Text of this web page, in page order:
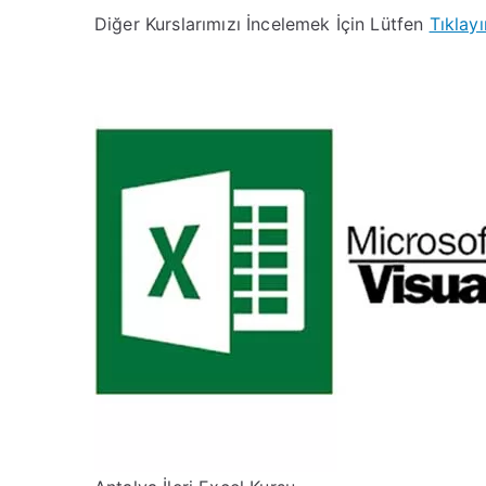
Diğer Kurslarımızı İncelemek İçin Lütfen